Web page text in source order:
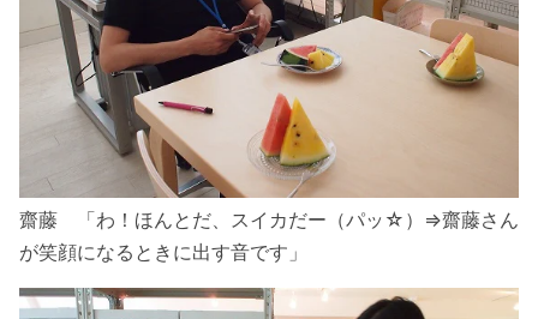
齋藤 「わ！ほんとだ、スイカだー（パッ☆）⇒齋藤さん
が笑顔になるときに出す音です」